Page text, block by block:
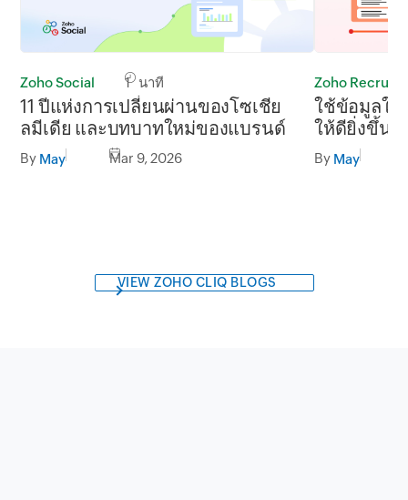
Zoho Social 1 นาที
11 ปีแห่งการเปลี่ยนผ่านของโซเชีย
ลมีเดีย และบทบาทใหม่ของแบรนด์
By May Mar 9, 2026
Zoho Recruit
ใช้ข้อมูลให้
ให้ดียิ่งขึ้นใ
By May
VIEW ZOHO CLIQ BLOGS